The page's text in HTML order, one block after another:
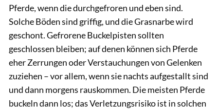
Pferde, wenn die durchgefroren und eben sind.
Solche Böden sind griffig, und die Grasnarbe wird
geschont. Gefrorene Buckelpisten sollten
geschlossen bleiben; auf denen können sich Pferde
eher Zerrungen oder Verstauchungen von Gelenken
zuziehen – vor allem, wenn sie nachts aufgestallt sind
und dann morgens rauskommen. Die meisten Pferde
buckeln dann los; das Verletzungsrisiko ist in solchen